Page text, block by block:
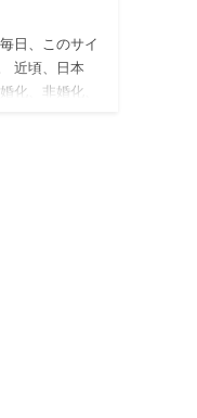
日、このサイ
近頃、日本
化、非婚化、